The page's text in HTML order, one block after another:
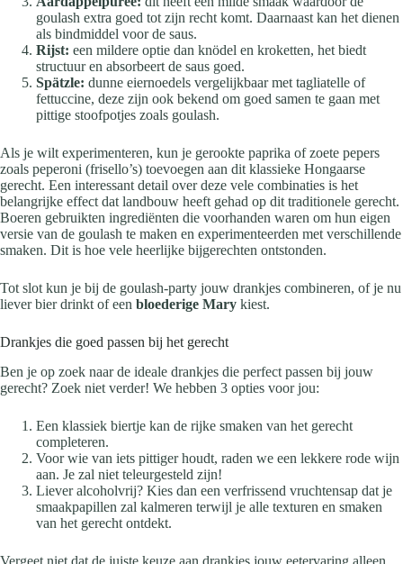
goulash extra goed tot zijn recht komt. Daarnaast kan het dienen
als bindmiddel voor de saus.
Rijst: een mildere optie dan knödel en kroketten, het biedt
structuur en absorbeert de saus goed.
Spätzle: dunne eiernoedels vergelijkbaar met tagliatelle of
fettuccine, deze zijn ook bekend om goed samen te gaan met
pittige stoofpotjes zoals goulash.
Als je wilt experimenteren, kun je gerookte paprika of zoete pepers
zoals peperoni (frisello’s) toevoegen aan dit klassieke Hongaarse
gerecht. Een interessant detail over deze vele combinaties is het
belangrijke effect dat landbouw heeft gehad op dit traditionele gerecht.
Boeren gebruikten ingrediënten die voorhanden waren om hun eigen
versie van de goulash te maken en experimenteerden met verschillende
smaken. Dit is hoe vele heerlijke bijgerechten ontstonden.
Tot slot kun je bij de goulash-party jouw drankjes combineren, of je nu
liever bier drinkt of een bloederige Mary kiest.
Drankjes die goed passen bij het gerecht
Ben je op zoek naar de ideale drankjes die perfect passen bij jouw
gerecht? Zoek niet verder! We hebben 3 opties voor jou:
Een klassiek biertje kan de rijke smaken van het gerecht
completeren.
Voor wie van iets pittiger houdt, raden we een lekkere rode wijn
aan. Je zal niet teleurgesteld zijn!
Liever alcoholvrij? Kies dan een verfrissend vruchtensap dat je
smaakpapillen zal kalmeren terwijl je alle texturen en smaken
van het gerecht ontdekt.
Vergeet niet dat de juiste keuze aan drankjes jouw eetervaring alleen